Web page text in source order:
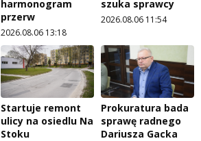
harmonogram
przerw
2026.08.06 13:18
szuka sprawcy
2026.08.06 11:54
Startuje remont
ulicy na osiedlu Na
Stoku
Prokuratura bada
sprawę radnego
Dariusza Gacka